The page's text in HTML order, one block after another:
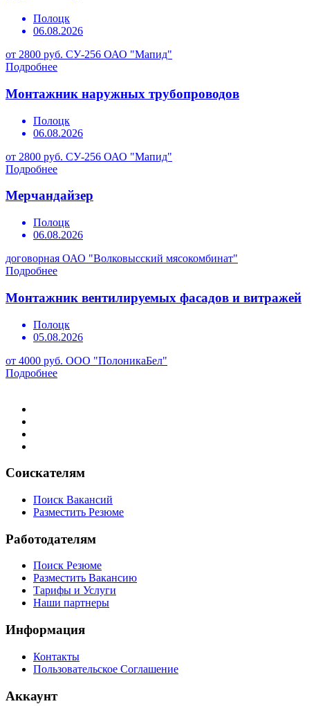
Полоцк
06.08.2026
от 2800 руб. СУ-256 ОАО "Мапид"
Подробнее
Монтажник наружных трубопроводов
Полоцк
06.08.2026
от 2800 руб. СУ-256 ОАО "Мапид"
Подробнее
Мерчандайзер
Полоцк
06.08.2026
договорная ОАО "Волковысский мясокомбинат"
Подробнее
Монтажник вентилируемых фасадов и витражей
Полоцк
05.08.2026
от 4000 руб. ООО "ПолоникаБел"
Подробнее
Соискателям
Поиск Вакансий
Разместить Резюме
Работодателям
Поиск Резюме
Разместить Вакансию
Тарифы и Услуги
Наши партнеры
Информация
Контакты
Пользовательское Соглашение
Аккаунт